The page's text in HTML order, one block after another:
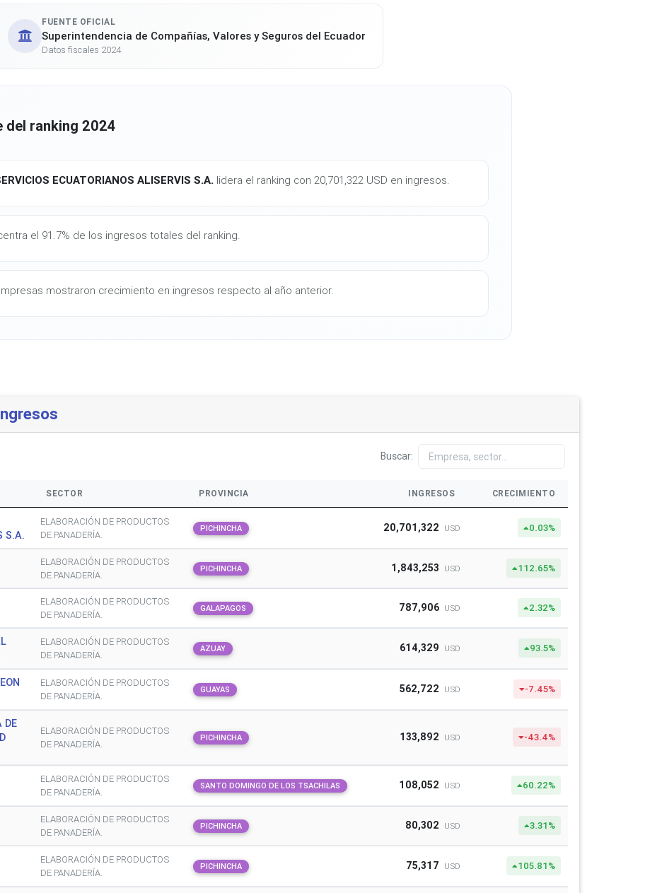
FUENTE OFICIAL
Superintendencia de Compañías, Valores y Seguros del Ecuador
Datos fiscales 2024
del ranking 2024
ECUATORIANOS ALISERVIS S.A. lidera el ranking con 20,701,322 USD en ingresos.
el 91.7% de los ingresos totales del ranking.
mostraron crecimiento en ingresos respecto al año anterior.
Buscar:
SECTOR PROVINCIA INGRESOS CRECIMIENTO
S.A.
ELABORACIÓN DE PRODUCTOS
DE PANADERÍA.
PICHINCHA 20,701,322 USD 0.03%
ELABORACIÓN DE PRODUCTOS
DE PANADERÍA.
PICHINCHA 1,843,253 USD 112.65%
ELABORACIÓN DE PRODUCTOS
DE PANADERÍA.
GALAPAGOS 787,906 USD 2.32%
ELABORACIÓN DE PRODUCTOS
DE PANADERÍA.
AZUAY 614,329 USD 93.5%
ELABORACIÓN DE PRODUCTOS
DE PANADERÍA.
GUAYAS 562,722 USD -7.45%
DE
ELABORACIÓN DE PRODUCTOS
DE PANADERÍA.
PICHINCHA 133,892 USD -43.4%
ELABORACIÓN DE PRODUCTOS
DE PANADERÍA.
SANTO DOMINGO DE LOS TSACHILAS 108,052 USD 60.22%
ELABORACIÓN DE PRODUCTOS
DE PANADERÍA.
PICHINCHA 80,302 USD 3.31%
ELABORACIÓN DE PRODUCTOS
DE PANADERÍA.
PICHINCHA 75,317 USD 105.81%